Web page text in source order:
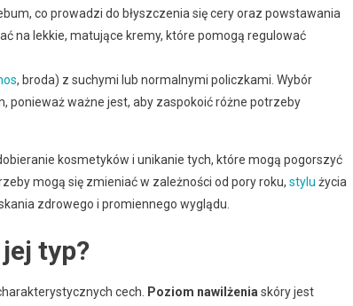
co prowadzi do błyszczenia się cery oraz powstawania
na lekkie, matujące kremy, które pomogą regulować
, broda) z suchymi lub normalnymi policzkami. Wybór
ponieważ ważne jest, aby zaspokoić różne potrzeby
kosmetyków i unikanie tych, które mogą pogorszyć
mogą się zmieniać w zależności od pory roku, stylu życia
zdrowego i promiennego wyglądu.
typ?
cech. Poziom nawilżenia skóry jest